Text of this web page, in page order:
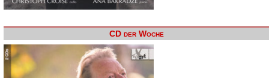
CD der Woche